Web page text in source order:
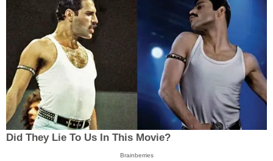
Did They Lie To Us In This Movie?
Brainberries